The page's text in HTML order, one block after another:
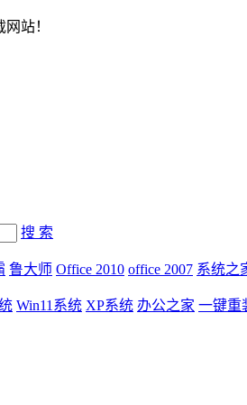
站！
搜 索
鲁大师 Office 2010 office 2007 系统之
Win11系统 XP系统 办公之家 一键重